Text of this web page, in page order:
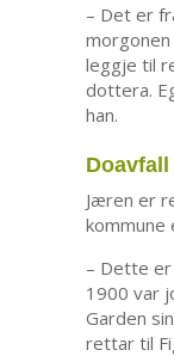
– Det er
morgonen
leggje til
dottera.
han.
Jæren er
kommune
– Dette er
1900 var
Garden
rettar til